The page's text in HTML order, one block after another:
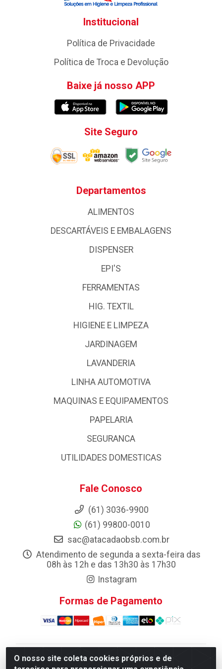
O nosso site coleta cookies próprios e de
Institucional
Política de Privacidade
Política de Troca e Devolução
Baixe já nosso APP
Site Seguro
Departamentos
ALIMENTOS
DESCARTÁVEIS E EMBALAGENS
DISPENSER
EPI'S
FERRAMENTAS
HIG. TEXTIL
HIGIENE E LIMPEZA
JARDINAGEM
LAVANDERIA
LINHA AUTOMOTIVA
MAQUINAS E EQUIPAMENTOS
PAPELARIA
SEGURANCA
UTILIDADES DOMESTICAS
Fale Conosco
(61) 3036-9900
(61) 99800-0010
sac@atacadaobsb.com.br
Atendimento de segunda a sexta-feira das
08h às 12h e das 13h30 às 17h30
Instagram
Formas de Pagamento
Atacadao da Limpeza F. Pereira Queiroz Comercio e